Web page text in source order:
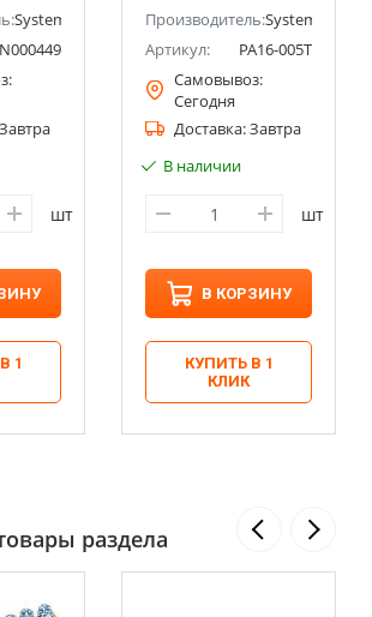
Electric)
Systeme Electric (ранее Schneider Electric)
Завтра
шт
1
Производитель:Systeme
Артикул:
PA16-005T
Самовывоз:
Сегодня
Доставка:Завтра
В наличии
шт
В КОРЗИНУ
КУПИТЬ В 1
КЛИК
раздела